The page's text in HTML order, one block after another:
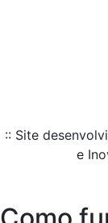
:: Site
e